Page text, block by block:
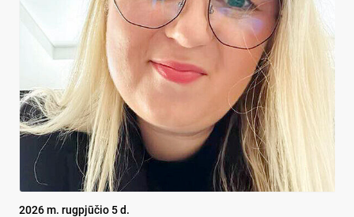
2026 m. rugpjūčio 5 d.